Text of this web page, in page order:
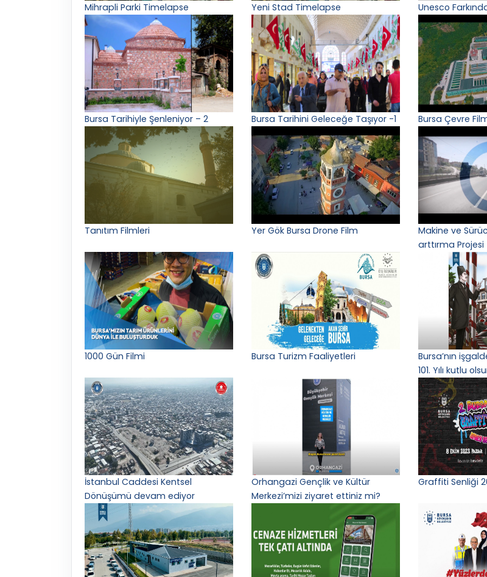
Mihrapli Parki Timelapse Yeni Stad Timelapse Unesco
Bursa Tarihiyle Şenleniyor – 2 Bursa Tarihini Geleceğe Taşıyor -1 Bursa Çevre
Tanıtım Filmleri Yer Gök Bursa Drone Film
Makine ve
arttırma Projesi
1000 Gün Filmi Bursa Turizm Faaliyetleri
Bursa’nın
101. Yılı kutlu
İstanbul Caddesi Kentsel
Dönüşümü devam ediyor
Orhangazi Gençlik ve Kültür
Merkezi’mizi ziyaret ettiniz mi?
Graffiti Senliği